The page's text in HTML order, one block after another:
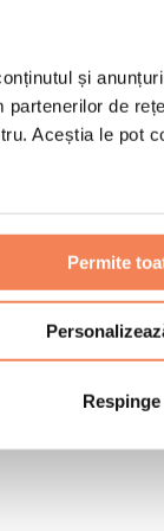
și
de
Aceștia le pot
Permite
Respinge